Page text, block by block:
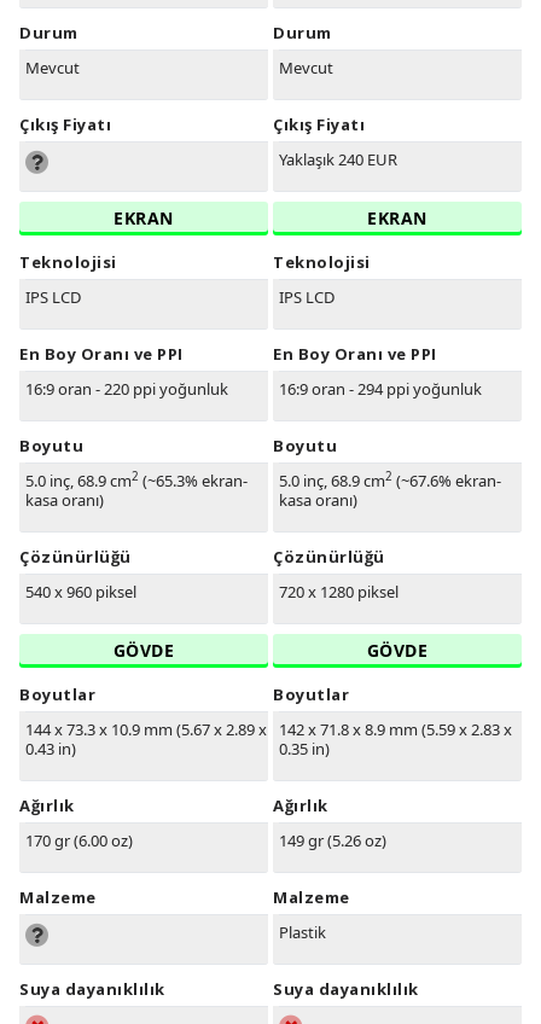
Durum
Mevcut
Çıkış Fiyatı
EKRAN
Teknolojisi
IPS LCD
En Boy Oranı ve PPI
16:9 oran - 220 ppi yoğunluk
Boyutu
5.0 inç, 68.9 cm2 (~65.3% ekran-
kasa oranı)
Çözünürlüğü
540 x 960 piksel
GÖVDE
Boyutlar
144 x 73.3 x 10.9 mm (5.67 x 2.89 x
0.43 in)
Ağırlık
170 gr (6.00 oz)
Malzeme
Suya dayanıklılık
Durum
Mevcut
Çıkış Fiyatı
Yaklaşık 240 EUR
EKRAN
Teknolojisi
IPS LCD
En Boy Oranı ve PPI
16:9 oran - 294 ppi yoğunluk
Boyutu
5.0 inç, 68.9 cm2 (~67.6% ekran-
kasa oranı)
Çözünürlüğü
720 x 1280 piksel
GÖVDE
Boyutlar
142 x 71.8 x 8.9 mm (5.59 x 2.83 x
0.35 in)
Ağırlık
149 gr (5.26 oz)
Malzeme
Plastik
Suya dayanıklılık